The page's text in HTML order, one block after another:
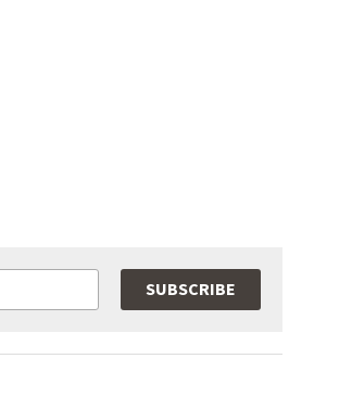
SUBSCRIBE